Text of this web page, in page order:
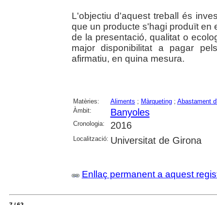
L'objectiu d'aquest treball és
que un producte s'hagi produït en
de la presentació, qualitat o
major disponibilitat a pagar
afirmatiu, en quina mesura.
Matèries: Aliments ; Màrqueting; Abastament
Àmbit:
Banyoles
Cronologia: 2016
Localització: Universitat de Girona
Enllaç permanent a aquest